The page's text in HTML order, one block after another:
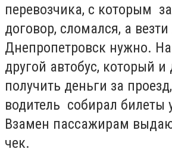
перевозчика, с которым
договор, сломался, а
Днепропетровск нужно.
другой автобус, который
получить деньги за
водитель собирал билеты
Взамен пассажирам
чек.